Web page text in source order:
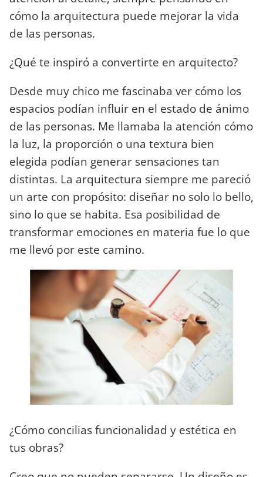
cómo la arquitectura puede mejorar la vida
de las personas.
¿Qué te inspiró a convertirte en arquitecto?
Desde muy chico me fascinaba ver cómo los
espacios podían influir en el estado de ánimo
de las personas. Me llamaba la atención cómo
la luz, la proporción o una textura bien
elegida podían generar sensaciones tan
distintas. La arquitectura siempre me pareció
un arte con propósito: diseñar no solo lo bello,
sino lo que se habita. Esa posibilidad de
transformar emociones en materia fue lo que
me llevó por este camino.
¿Cómo concilias funcionalidad y estética en
tus obras?